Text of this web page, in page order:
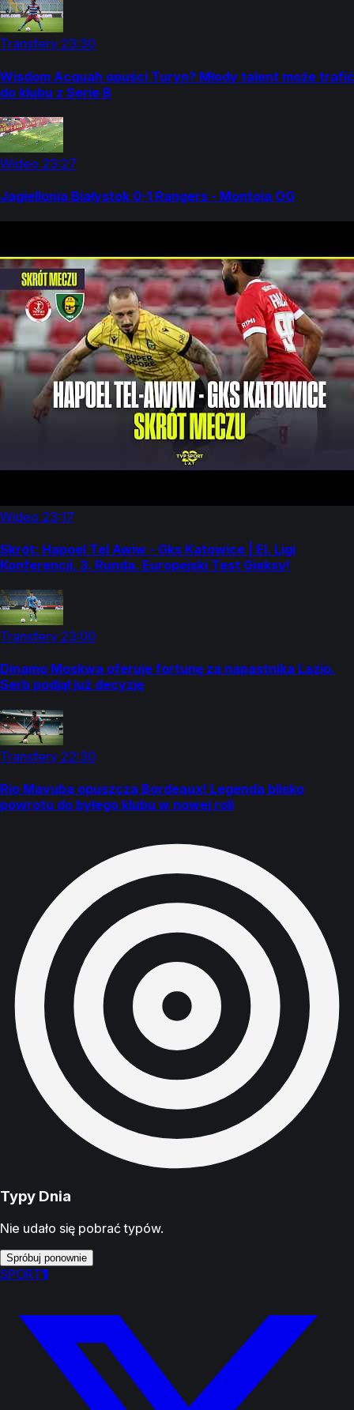
Transfery 23:30
Wisdom Acquah opuści Turyn? Młody talent może trafić
do klubu z Serie B
Wideo 23:27
Jagiellonia Białystok 0-1 Rangers - Montoia OG
Wideo 23:17
Skrót: Hapoel Tel Awiw - Gks Katowice | El. Ligi
Konferencji, 3. Runda. Europejski Test Gieksy!
Transfery 23:00
Dinamo Moskwa oferuje fortunę za napastnika Lazio.
Serb podjął już decyzję
Transfery 22:30
Rio Mavuba opuszcza Bordeaux! Legenda blisko
powrotu do byłego klubu w nowej roli
Typy Dnia
Nie udało się pobrać typów.
Spróbuj ponownie
SPORT1